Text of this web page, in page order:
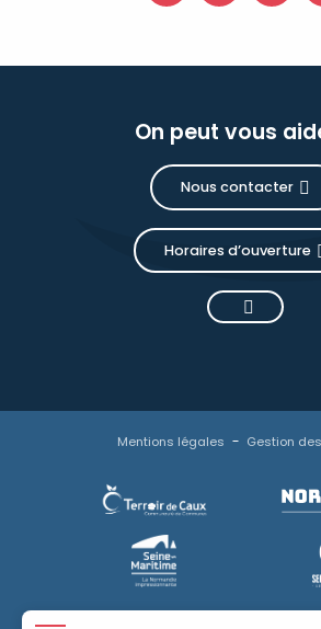
On peut vous
Nous contacter
Horaires d’ouverture
Mentions légales Gestion